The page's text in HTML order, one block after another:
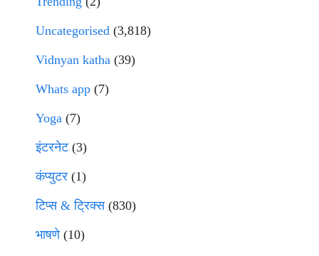
Uncategorised (3,818)
Vidnyan katha (39)
Whats app (7)
Yoga (7)
इंटरनेट(3)
कंप्युटर (1)
टिप्स & ट्रिक्स(830)
भाषणे(10)